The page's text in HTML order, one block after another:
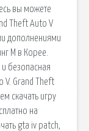
вы можете
Theft Auto V
дополнениями
М в Корее.
безопасная
V. Grand Theft
скачать игру
на
gta iv patch,